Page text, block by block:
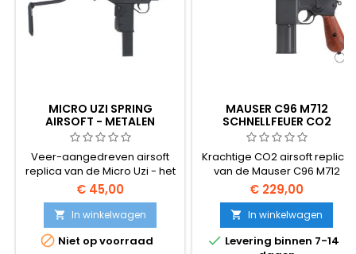
MICRO UZI SPRING
AIRSOFT - METALEN
VOUWKOLF, KOREAANS
FABRICAAT, ICONISCHE
ISRAËLISCHE SMG
Veer-aangedreven airsoft
replica van de Micro Uzi - het
iconische Israëlische
compacte machinepistool.
Gemaakt in Korea voor een
hogere bouwkwaliteit, met
metalen vouwkolf, metalen
€ 45,00
 In winkelwagen
 Niet op voorraad
MAUSER C96 M712
SCHNELLFEUER CO2
LUCHTSOFTPISTOOL -
SELECT-FIRE DUITSE
BEZEMSTEEL
Krachtige CO2 airsoft replica
van de Mauser C96 M712
Schnellfeuer - het
legendarische Duitse
bezemsteelpistool in de
select-fire variant uit 1932.
Zware volledig metalen
€ 229,00
 In winkelwagen
 Levering binnen 7-14